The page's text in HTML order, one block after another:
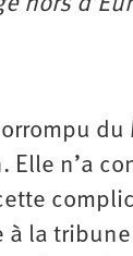
n’a
la